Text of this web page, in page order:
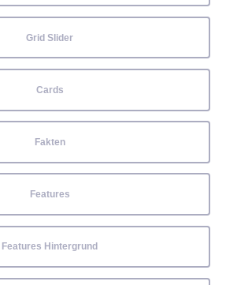
Grid Slider
Cards
Fakten
Features
Features Hintergrund